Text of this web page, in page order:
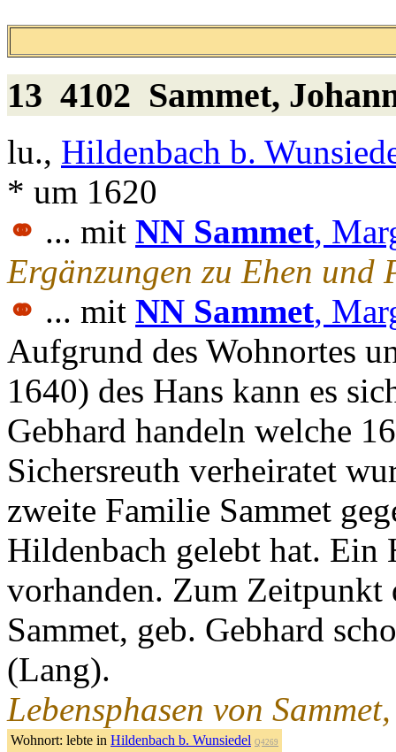
13 4102 Sammet,
lu., Hildenbach b.
* um 1620
⚭ ... mit NN Sammet,
Ergänzungen zu Ehen und
⚭ ... mit NN Sammet,
Aufgrund des Wohnortes
1640) des Hans kann es
Gebhard handeln welche
Sichersreuth verheiratet
zweite Familie Sammet
Hildenbach gelebt hat. Ein
vorhanden. Zum Zeitpunkt
Sammet, geb. Gebhard
(Lang).
Lebensphasen von
Wohnort: lebte in Hildenbach b. Wunsiedel Q4269